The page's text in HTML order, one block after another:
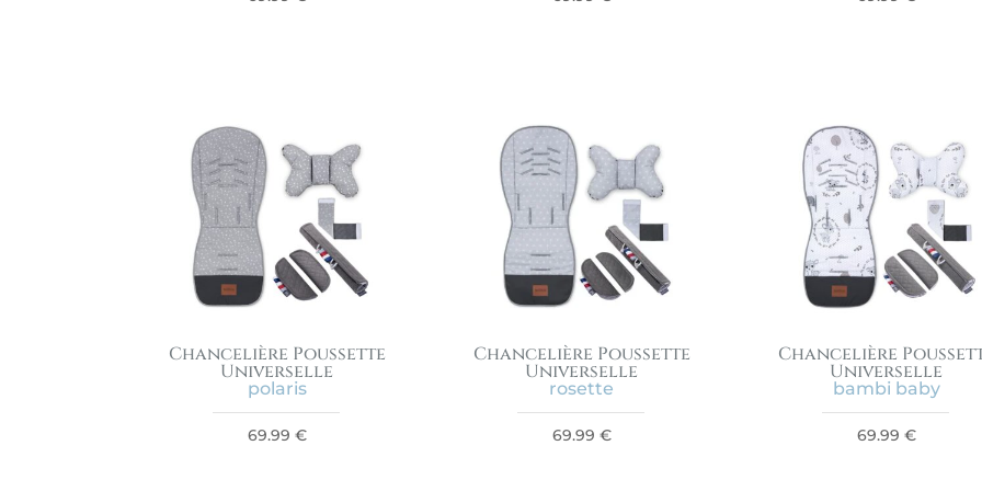
Chancelière Poussette
Universelle
polaris
69.99 €
Chancelière Poussette
Universelle
rosette
69.99 €
Chancelière
Universelle
bambi baby
69.99 €